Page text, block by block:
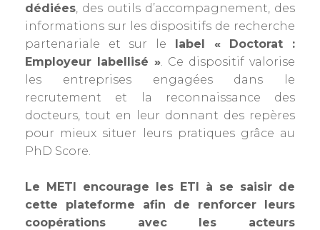
dédiées, des outils d’accompagnement, des
informations sur les dispositifs de recherche
partenariale et sur le label « Doctorat :
Employeur labellisé ». Ce dispositif valorise
les entreprises engagées dans le
recrutement et la reconnaissance des
docteurs, tout en leur donnant des repères
pour mieux situer leurs pratiques grâce au
PhD Score.
Le METI encourage les ETI à se saisir de
cette plateforme afin de renforcer leurs
coopérations avec les acteurs